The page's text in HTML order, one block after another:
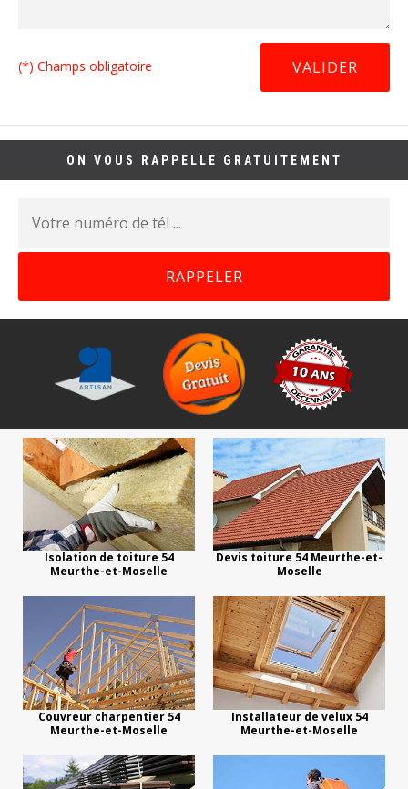
(*) Champs obligatoire
ON VOUS RAPPELLE GRATUITEMENT
Isolation de toiture 54
Meurthe-et-Moselle
Devis toiture 54 Meurthe-et-
Moselle
Couvreur charpentier 54
Meurthe-et-Moselle
Installateur de velux 54
Meurthe-et-Moselle